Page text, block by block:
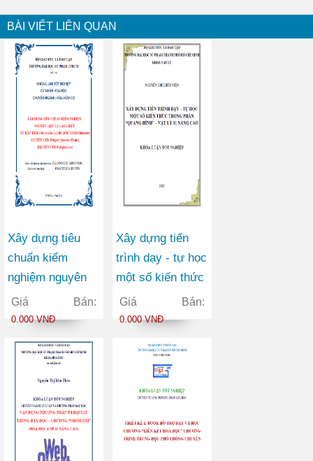
BÀI VIẾT LIÊN QUAN
Xây dựng tiêu
chuẩn kiểm
nghiệm nguyên
liệu và cao chiết
từ Dâu tằm
họ Dâu tằm
(Moraceae) và
Viễn chí
(Polygala
japonica Houtt),
họ Viễn chí
Giá Bán:
0.000 VNĐ
Xây dựng tiến
trình dạy - tự học
một số kiến thức
trong phần
“Quang hình” Vật
Giá Bán:
0.000 VNĐ